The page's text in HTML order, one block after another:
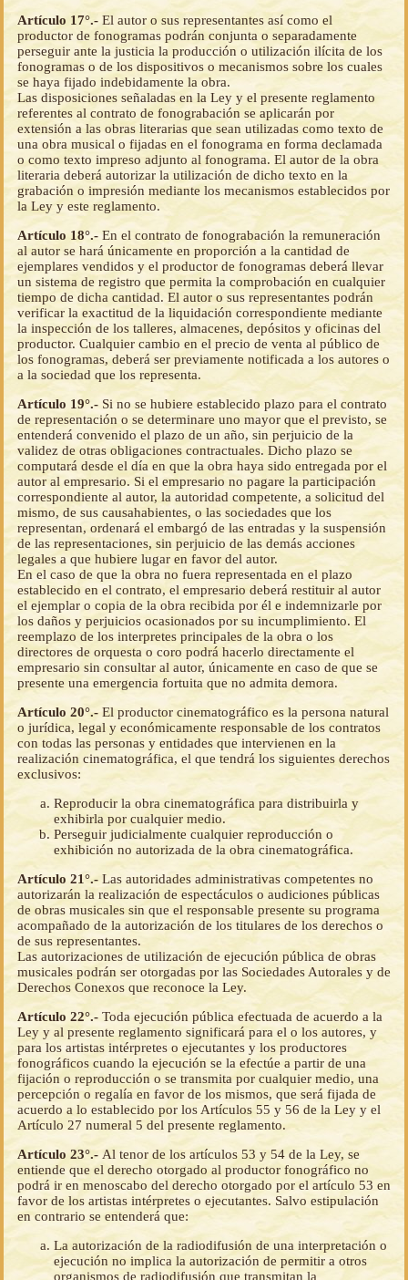
Artículo 17°.- El autor o sus representantes así como el
productor de fonogramas podrán conjunta o separadamente
perseguir ante la justicia la producción o utilización ilícita de los
fonogramas o de los dispositivos o mecanismos sobre los cuales
se haya fijado indebidamente la obra.
Las disposiciones señaladas en la Ley y el presente reglamento
referentes al contrato de fonograbación se aplicarán por
extensión a las obras literarias que sean utilizadas como texto de
una obra musical o fijadas en el fonograma en forma declamada
o como texto impreso adjunto al fonograma. El autor de la obra
literaria deberá autorizar la utilización de dicho texto en la
grabación o impresión mediante los mecanismos establecidos por
la Ley y este reglamento.
Artículo 18°.- En el contrato de fonograbación la remuneración
al autor se hará únicamente en proporción a la cantidad de
ejemplares vendidos y el productor de fonogramas deberá llevar
un sistema de registro que permita la comprobación en cualquier
tiempo de dicha cantidad. El autor o sus representantes podrán
verificar la exactitud de la liquidación correspondiente mediante
la inspección de los talleres, almacenes, depósitos y oficinas del
productor. Cualquier cambio en el precio de venta al público de
los fonogramas, deberá ser previamente notificada a los autores o
a la sociedad que los representa.
Artículo 19°.- Si no se hubiere establecido plazo para el contrato
de representación o se determinare uno mayor que el previsto, se
entenderá convenido el plazo de un año, sin perjuicio de la
validez de otras obligaciones contractuales. Dicho plazo se
computará desde el día en que la obra haya sido entregada por el
autor al empresario. Si el empresario no pagare la participación
correspondiente al autor, la autoridad competente, a solicitud del
mismo, de sus causahabientes, o las sociedades que los
representan, ordenará el embargó de las entradas y la suspensión
de las representaciones, sin perjuicio de las demás acciones
legales a que hubiere lugar en favor del autor.
En el caso de que la obra no fuera representada en el plazo
establecido en el contrato, el empresario deberá restituir al autor
el ejemplar o copia de la obra recibida por él e indemnizarle por
los daños y perjuicios ocasionados por su incumplimiento. El
reemplazo de los interpretes principales de la obra o los
directores de orquesta o coro podrá hacerlo directamente el
empresario sin consultar al autor, únicamente en caso de que se
presente una emergencia fortuita que no admita demora.
Artículo 20°.- El productor cinematográfico es la persona natural
o jurídica, legal y económicamente responsable de los contratos
con todas las personas y entidades que intervienen en la
realización cinematográfica, el que tendrá los siguientes derechos
exclusivos:
Reproducir la obra cinematográfica para distribuirla y
exhibirla por cualquier medio.
Perseguir judicialmente cualquier reproducción o
exhibición no autorizada de la obra cinematográfica.
Artículo 21°.- Las autoridades administrativas competentes no
autorizarán la realización de espectáculos o audiciones públicas
de obras musicales sin que el responsable presente su programa
acompañado de la autorización de los titulares de los derechos o
de sus representantes.
Las autorizaciones de utilización de ejecución pública de obras
musicales podrán ser otorgadas por las Sociedades Autorales y de
Derechos Conexos que reconoce la Ley.
Artículo 22°.- Toda ejecución pública efectuada de acuerdo a la
Ley y al presente reglamento significará para el o los autores, y
para los artistas intérpretes o ejecutantes y los productores
fonográficos cuando la ejecución se la efectúe a partir de una
fijación o reproducción o se transmita por cualquier medio, una
percepción o regalía en favor de los mismos, que será fijada de
acuerdo a lo establecido por los Artículos 55 y 56 de la Ley y el
Artículo 27 numeral 5 del presente reglamento.
Artículo 23°.- Al tenor de los artículos 53 y 54 de la Ley, se
entiende que el derecho otorgado al productor fonográfico no
podrá ir en menoscabo del derecho otorgado por el artículo 53 en
favor de los artistas intérpretes o ejecutantes. Salvo estipulación
en contrario se entenderá que:
La autorización de la radiodifusión de una interpretación o
ejecución no implica la autorización de permitir a otros
organismos de radiodifusión que transmitan la